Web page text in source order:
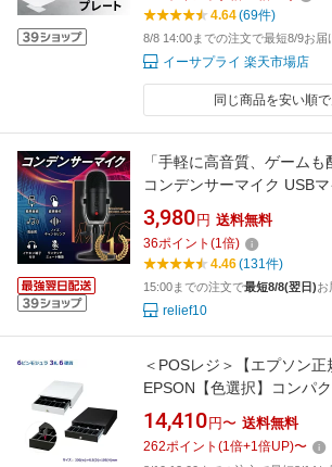
4.64(69件)
8/8 14:00までの注文で最短8/9お届
イーサプライ 楽天市場店
同じ商品を安い順
「手軽に高音質、ゲームも
コンデンサーマイク USB
応】PCゲームも生放送もこ
イク PCマイク 単一指向性
イズ軽減 ミュートボタン
クスタンド付き Skype
3,980 円 送料無料
36ポイント (1倍)
4.46(131件)
15:00までの注文で最短8/8(翌日)お
relief10
＜POSレジ＞【エプソン正
EPSON【色選択】コンパ
(硬貨部分可変可)CD-
♪
14,410 円〜 送料無料
262ポイント (1倍+1倍UP)〜